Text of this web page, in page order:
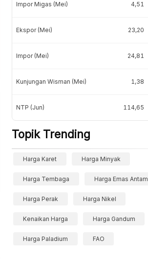
Impor Migas (Mei) 4,51
Ekspor (Mei) 23,20
Impor (Mei) 24,81
Kunjungan Wisman (Mei) 1,38
NTP (Jun) 114,65
Topik Trending
Harga Karet Harga Minyak
Harga Tembaga Harga Emas Antam
Harga Perak Harga Nikel
Kenaikan Harga Harga Gandum
Harga Paladium FAO